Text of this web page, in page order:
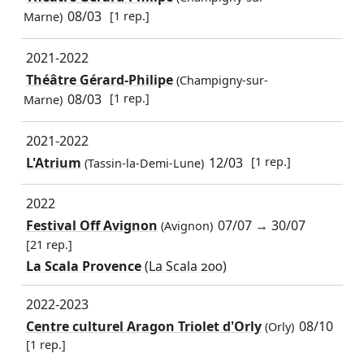
Marne) 08/03 [1 rep.]
2021-2022
Théâtre Gérard-Philipe(Champigny-sur-
Marne) 08/03 [1 rep.]
2021-2022
L'Atrium (Tassin-la-Demi-Lune) 12/03 [1 rep.]
2022
Festival Off Avignon (Avignon) 07/07 →30/07
[21 rep.]
La Scala Provence(La Scala 200)
2022-2023
Centre culturel Aragon Triolet d'Orly(Orly) 08/10
[1 rep.]